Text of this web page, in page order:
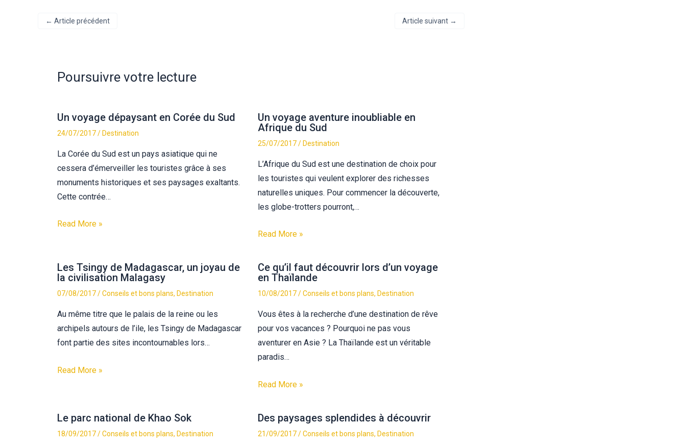
← Article précédent Article suivant →
Poursuivre votre lecture
Un voyage dépaysant en Corée du Sud
24/07/2017/ Destination
La Corée du Sud est un pays asiatique qui ne
cessera d’émerveiller les touristes grâce à ses
monuments historiques et ses paysages exaltants.
Cette contrée…
Read More »
Un voyage aventure inoubliable en
Afrique du Sud
25/07/2017/ Destination
L’Afrique du Sud est une destination de choix pour
les touristes qui veulent explorer des richesses
naturelles uniques. Pour commencer la découverte,
les globe-trotters pourront,…
Read More »
Les Tsingy de Madagascar, un joyau de
la civilisation Malagasy
07/08/2017/Conseils et bons plans, Destination
Au même titre que le palais de la reine ou les
archipels autours de l’ile, les Tsingy de Madagascar
font partie des sites incontournables lors…
Read More »
Ce qu’il faut découvrir lors d’un voyage
en Thaïlande
10/08/2017/Conseils et bons plans, Destination
Vous êtes à la recherche d’une destination de rêve
pour vos vacances ? Pourquoi ne pas vous
aventurer en Asie ? La Thaïlande est un véritable
paradis…
Read More »
Le parc national de Khao Sok
18/09/2017/Conseils et bons plans, Destination
Des paysages splendides à découvrir
21/09/2017/Conseils et bons plans, Destination